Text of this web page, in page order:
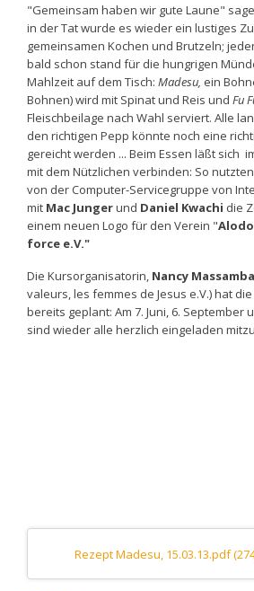
"Gemeinsam haben wir gute Laune"
in der Tat wurde es wieder ein lustiges
gemeinsamen Kochen und Brutzeln;
bald schon stand für die hungrigen
Mahlzeit auf dem Tisch: Madesu, ein
Bohnen) wird mit Spinat und Reis und Fu
Fleischbeilage nach Wahl serviert. Alle
den richtigen Pepp könnte noch eine
gereicht werden ... Beim Essen läßt sich
mit dem Nützlichen verbinden: So nutzten
von der Computer-Servicegruppe von
mit Mac Jungerund Daniel Kwachi die
einem neuen Logo für den Verein "
force e.V."
Die Kursorganisatorin, Nancy Massamba
valeurs, les femmes de Jesus e.V.) hat
bereits geplant: Am 7. Juni, 6. September
sind wieder alle herzlich eingeladen
Rezept Madesu, 15.03.13.pdf